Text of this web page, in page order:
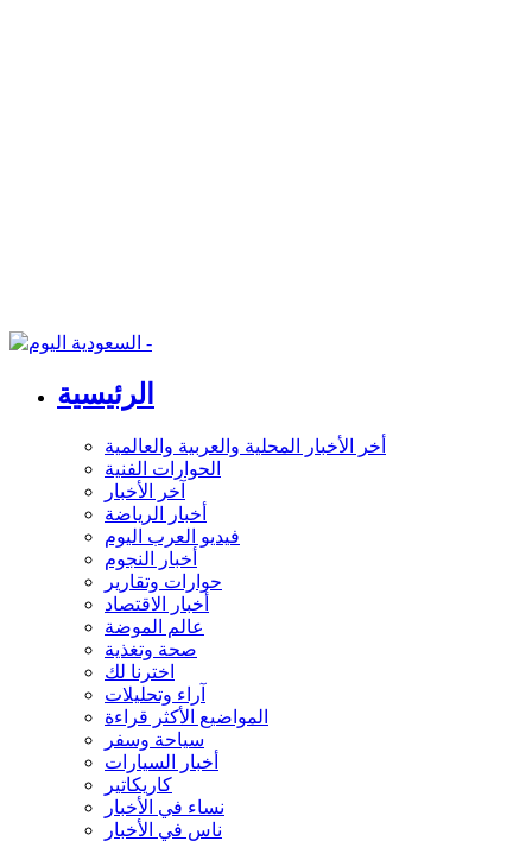
الرئيسية
أخر الأخبار المحلية والعربية والعالمية
الحوارات الفنية
آخر الأخبار
أخبار الرياضة
فيديو العرب اليوم
أخبار النجوم
حوارات وتقارير
أخبار الاقتصاد
عالم الموضة
صحة وتغذية
اخترنا لك
آراء وتحليلات
المواضيع الأكثر قراءة
سياحة وسفر
أخبار السيارات
كاريكاتير
نساء في الأخبار
ناس في الأخبار